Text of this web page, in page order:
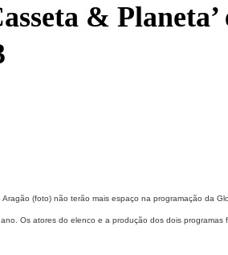
&
(foto) não terão mais espaço na programação da
Os atores do elenco e a produção dos dois